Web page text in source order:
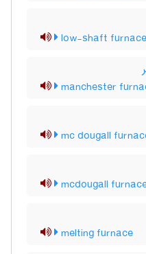
low-shaft furnace
manchester
mc dougall
mcdougall
melting furnace